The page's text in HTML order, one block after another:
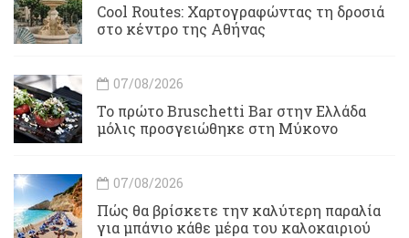
Cool Routes: Χαρτογραφώντας τη δροσιά
στο κέντρο της Αθήνας
07/08/2026
Το πρώτο Bruschetti Bar στην Ελλάδα
μόλις προσγειώθηκε στη Μύκονο
07/08/2026
Πώς θα βρίσκετε την καλύτερη παραλία
για μπάνιο κάθε μέρα του καλοκαιριού